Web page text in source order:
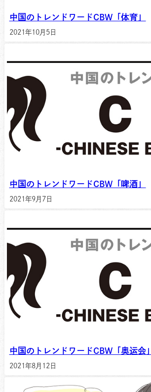
中国のトレンドワードCBW「体育」
2021年10月5日
中国のトレンドワードCBW「啤酒」
2021年9月7日
中国のトレンドワードCBW「奥运会」
2021年8月12日